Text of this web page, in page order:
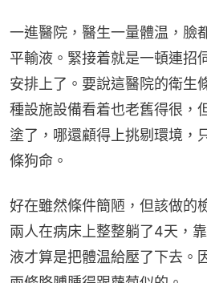
一進醫院，醫生一量體温，臉
平輸液。緊接着就是一頓連招
安排上了。要說這醫院的衛生
種設施設備看着也老舊得很，
塗了，哪還顧得上挑剔環境，
條狗命。
好在雖然條件簡陋，但該做的
兩人在病床上整整躺了4天，
液才算是把體温給壓了下去。